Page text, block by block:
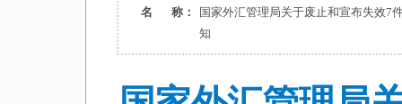
名 称：
国家外汇管理局关于废止和宣布失效7
知